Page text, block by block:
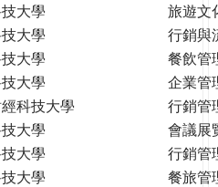
大學
旅遊文
大學
行銷與
大學
餐飲管
大學
企業管
科技大學
行銷管
大學
會議展
大學
行銷管
大學
餐旅管